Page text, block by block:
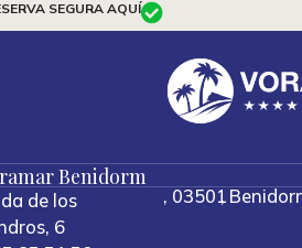
SEGURA AQUÍ
Benidorm
de los
6
,03501
,